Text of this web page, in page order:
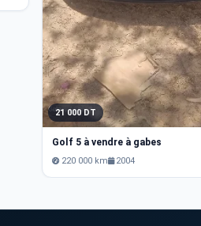
21 000 DT
Golf 5 à vendre à gabes
220 000 km 2004